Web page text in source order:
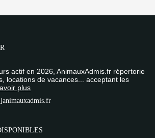
actif en 2026, AnimauxAdmis.fr répertorie
locations de vacances... acceptant les
plus